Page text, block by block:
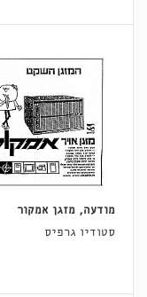
מודעה, מזגן אמקור
סטודיו גרפיס